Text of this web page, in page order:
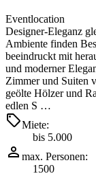
Eventlocation
Designer-Eleganz
Ambiente finden
beeindruckt mit
und moderner
Zimmer und Suiten
geölte Hölzer und
edlen S …
Miete:
bis 5.000
max. Personen:
1500